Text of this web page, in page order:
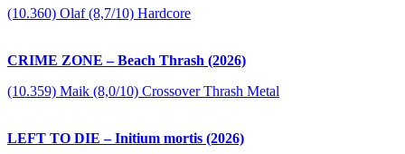
(10.360) Olaf (8,7/10) Hardcore
CRIME ZONE – Beach Thrash (2026)
(10.359) Maik (8,0/10) Crossover Thrash Metal
LEFT TO DIE – Initium mortis (2026)